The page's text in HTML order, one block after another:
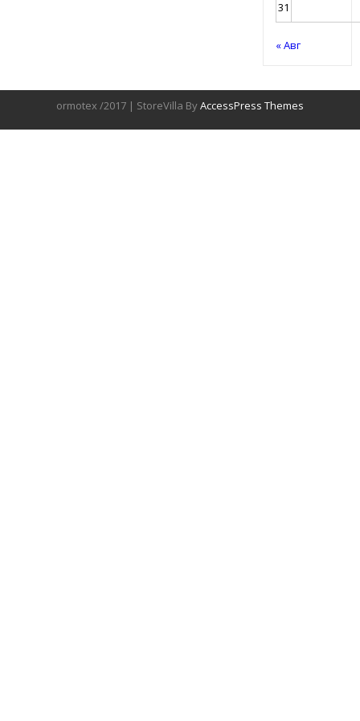
31
« Авг
ormotex /2017 | StoreVilla ByAccessPress Themes